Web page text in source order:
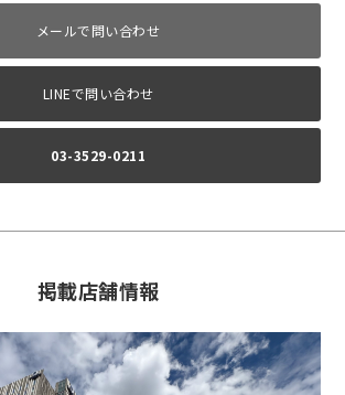
メールで問い合わせ
03-3529-0211
掲載店舗情報